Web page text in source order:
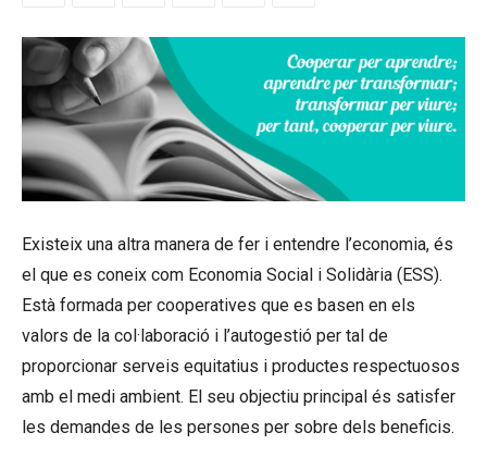
Existeix una altra manera de fer i entendre l’economia, és
el que es coneix com Economia Social i Solidària (ESS).
Està formada per cooperatives que es basen en els
valors de la col·laboració i l’autogestió per tal de
proporcionar serveis equitatius i productes respectuosos
amb el medi ambient. El seu objectiu principal és satisfer
les demandes de les persones per sobre dels beneficis.